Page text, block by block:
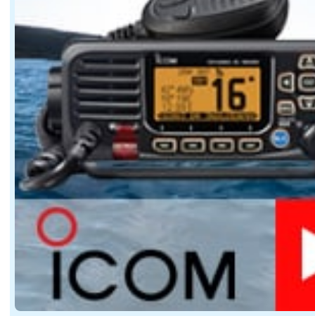
Les plans révèlent un cockpit généreux, un carré
Cette double personnalité constitue l'une des
Le Palm Beach GT50 RS ne cherche pas à séduire